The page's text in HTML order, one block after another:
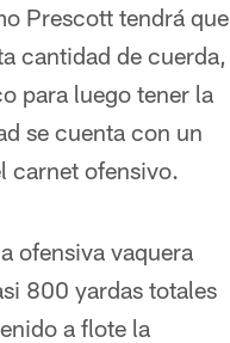
Prescott tendrá que
cantidad de cuerda,
para luego tener la
se cuenta con un
carnet ofensivo.
ofensiva vaquera
800 yardas totales
a flote la